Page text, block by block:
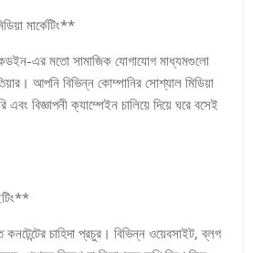
মার্কেটিং**
এর মতো সামাজিক যোগাযোগ মাধ্যমগুলো
আপনি বিভিন্ন কোম্পানির সোশ্যাল মিডিয়া
এবং বিজ্ঞাপনী ক্যাম্পেইন চালিয়ে দিয়ে ঘরে বসেই
চাহিদা প্রচুর। বিভিন্ন ওয়েবসাইট, ব্লগ